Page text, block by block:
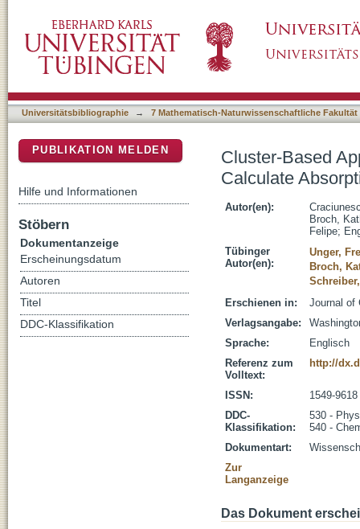
Organic Semiconductor Thin Films
Universitätsbibliographie → 7 Mathematisch-Naturwissenschaftliche Fakultät
Cluster-Based
Calculate
Autor(en):
Broch,
Felipe;
Tübinger
Autor(en):
Unger,
Broch,
Erschienen in:
Journal of
Verlagsangabe:
Sprache:
Englisch
Referenz zum
Volltext:
http://
ISSN:
1549-9618
DDC-
Klassifikation:
530 -
540 -
Dokumentart:
Zur
Langanzeige
Das Dokument
PUBLIKATION MELDEN
Hilfe und Informationen
Stöbern
Dokumentanzeige
Erscheinungsdatum
Autoren
Titel
DDC-Klassifikation